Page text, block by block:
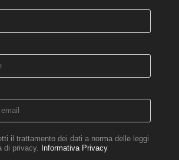
il trattamento dei dati a norma delle leggi
di privacy.
Informativa Privacy